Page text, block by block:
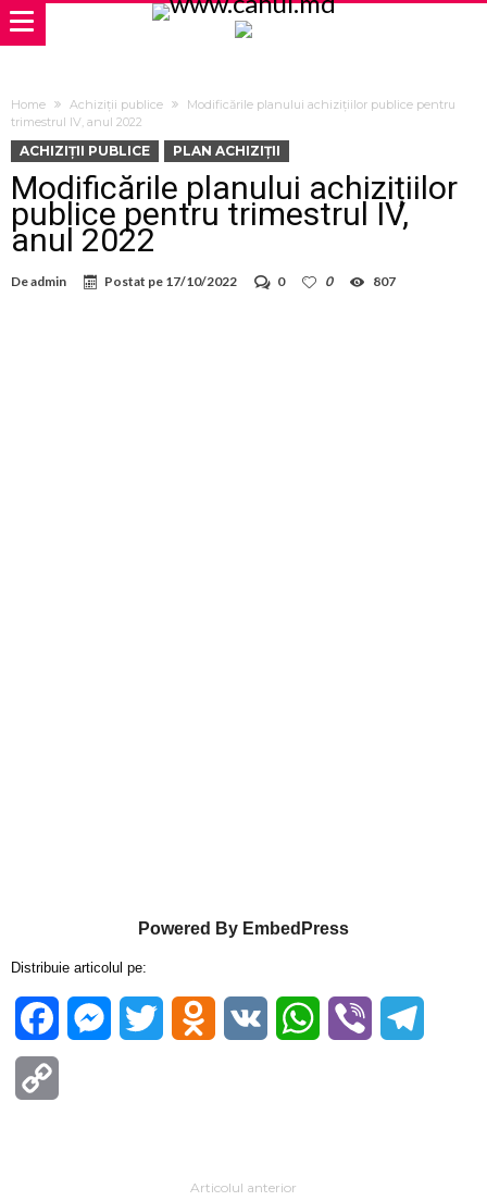
Home Achiziții publice
Modificările planului achizițiilor publice pentru
trimestrul IV, anul 2022
ACHIZIȚII PUBLICE PLAN ACHIZIȚII
Modificările planului achizițiilor
publice pentru trimestrul IV,
anul 2022
Deadmin Postat pe 17/10/2022 0 0 807
Powered By EmbedPress
Distribuie articolul pe:
FacebookMessenger
Twitter Odnoklassniki
VK WhatsApp
Viber
Articolul anterior